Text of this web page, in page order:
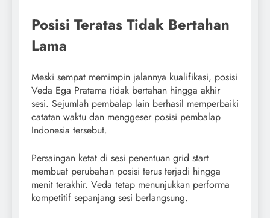
Posisi Teratas Tidak Bertahan
Lama
Meski sempat memimpin jalannya kualifikasi, posisi
Veda Ega Pratama tidak bertahan hingga akhir
sesi. Sejumlah pembalap lain berhasil memperbaiki
catatan waktu dan menggeser posisi pembalap
Indonesia tersebut.
Persaingan ketat di sesi penentuan grid start
membuat perubahan posisi terus terjadi hingga
menit terakhir. Veda tetap menunjukkan performa
kompetitif sepanjang sesi berlangsung.